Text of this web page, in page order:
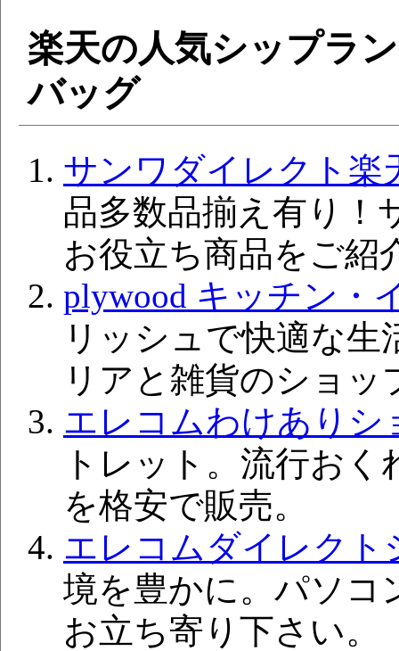
楽天の人気シップラ
バッグ
サンワダイレクト楽
品多数品揃え有り！
お役立ち商品をご紹
plywood キッチン・
リッシュで快適な
リアと雑貨のショッ
エレコムわけありシ
トレット。流行お
を格安で販売。
エレコムダイレクト
境を豊かに。パソコ
お立ち寄り下さい。